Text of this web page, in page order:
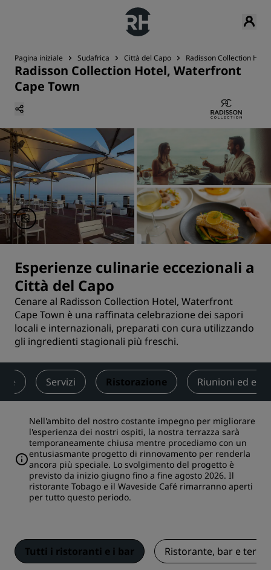
Pagina iniziale Sudafrica Città del Capo Radisson Collection
Radisson Collection Hotel, Waterfront
Cape Town
Esperienze culinarie eccezionali a
Città del Capo
Cenare al Radisson Collection Hotel, Waterfront
Cape Town è una raffinata celebrazione dei sapori
locali e internazionali, preparati con cura utilizzando
gli ingredienti stagionali più freschi.
Servizi Ristorazione Riunioni ed
Nell'ambito del nostro costante impegno per migliorare
l'esperienza dei nostri ospiti, la nostra terrazza sarà
temporaneamente chiusa mentre procediamo con un
entusiasmante progetto di rinnovamento per renderla
ancora più speciale. Lo svolgimento del progetto è
previsto da inizio giugno fino a fine agosto 2026. Il
ristorante Tobago e il Waveside Café rimarranno aperti
per tutto questo periodo.
Tutti i ristoranti e i bar Ristorante, bar e